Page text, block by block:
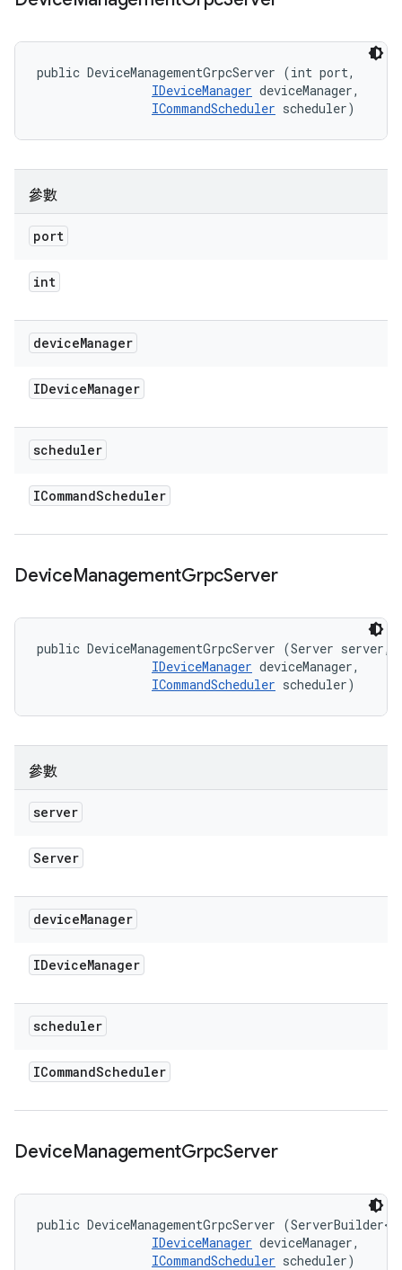
public DeviceManagementGrpcServer (int port,
IDeviceManager deviceManager,
ICommandScheduler scheduler)
參數
port
int
deviceManager
IDeviceManager
scheduler
ICommandScheduler
DeviceManagementGrpcServer
public DeviceManagementGrpcServer (Server server,
IDeviceManager deviceManager,
ICommandScheduler scheduler)
參數
server
Server
deviceManager
IDeviceManager
scheduler
ICommandScheduler
DeviceManagementGrpcServer
public DeviceManagementGrpcServer
IDeviceManager deviceManager,
ICommandScheduler scheduler)